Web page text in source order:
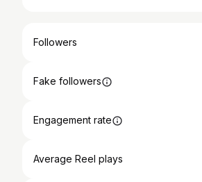
Followers
Fake followers
Engagement rate
Average Reel plays